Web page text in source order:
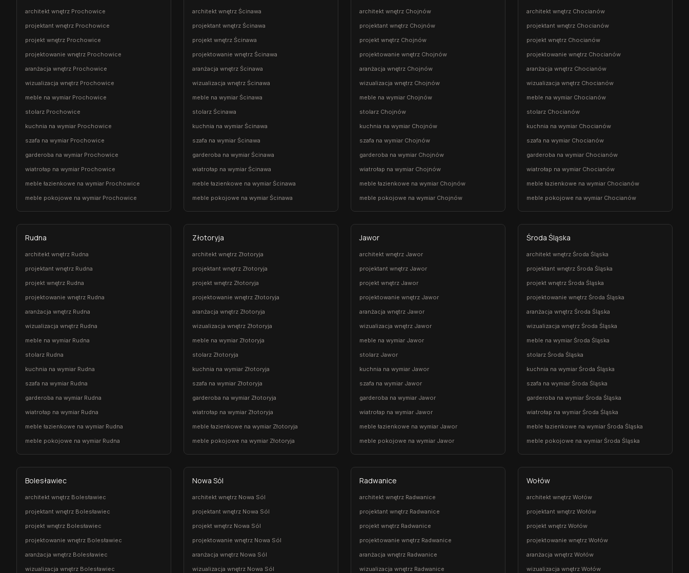
architekt wnętrz Prochowice
projektant wnętrz Prochowice
projekt wnętrz Prochowice
projektowanie wnętrz Prochowice
aranżacja wnętrz Prochowice
wizualizacja wnętrz Prochowice
meble na wymiar Prochowice
stolarz Prochowice
kuchnia na wymiar Prochowice
szafa na wymiar Prochowice
garderoba na wymiar Prochowice
wiatrołap na wymiar Prochowice
meble łazienkowe na wymiar Prochowice
meble pokojowe na wymiar Prochowice
architekt wnętrz Ścinawa
projektant wnętrz Ścinawa
projekt wnętrz Ścinawa
projektowanie wnętrz Ścinawa
aranżacja wnętrz Ścinawa
wizualizacja wnętrz Ścinawa
meble na wymiar Ścinawa
stolarz Ścinawa
kuchnia na wymiar Ścinawa
szafa na wymiar Ścinawa
garderoba na wymiar Ścinawa
wiatrołap na wymiar Ścinawa
meble łazienkowe na wymiar Ścinawa
meble pokojowe na wymiar Ścinawa
architekt wnętrz Chojnów
projektant wnętrz Chojnów
projekt wnętrz Chojnów
projektowanie wnętrz Chojnów
aranżacja wnętrz Chojnów
wizualizacja wnętrz Chojnów
meble na wymiar Chojnów
stolarz Chojnów
kuchnia na wymiar Chojnów
szafa na wymiar Chojnów
garderoba na wymiar Chojnów
wiatrołap na wymiar Chojnów
meble łazienkowe na wymiar Chojnów
meble pokojowe na wymiar Chojnów
architekt wnętrz Chocianów
projektant wnętrz Chocianów
projekt wnętrz Chocianów
projektowanie wnętrz Chocianów
aranżacja wnętrz Chocianów
wizualizacja wnętrz Chocianów
meble na wymiar Chocianów
stolarz Chocianów
kuchnia na wymiar Chocianów
szafa na wymiar Chocianów
garderoba na wymiar Chocianów
wiatrołap na wymiar Chocianów
meble łazienkowe na wymiar Chocianów
meble pokojowe na wymiar Chocianów
Rudna
architekt wnętrz Rudna
projektant wnętrz Rudna
projekt wnętrz Rudna
projektowanie wnętrz Rudna
aranżacja wnętrz Rudna
wizualizacja wnętrz Rudna
meble na wymiar Rudna
stolarz Rudna
kuchnia na wymiar Rudna
szafa na wymiar Rudna
garderoba na wymiar Rudna
wiatrołap na wymiar Rudna
meble łazienkowe na wymiar Rudna
meble pokojowe na wymiar Rudna
Złotoryja
architekt wnętrz Złotoryja
projektant wnętrz Złotoryja
projekt wnętrz Złotoryja
projektowanie wnętrz Złotoryja
aranżacja wnętrz Złotoryja
wizualizacja wnętrz Złotoryja
meble na wymiar Złotoryja
stolarz Złotoryja
kuchnia na wymiar Złotoryja
szafa na wymiar Złotoryja
garderoba na wymiar Złotoryja
wiatrołap na wymiar Złotoryja
meble łazienkowe na wymiar Złotoryja
meble pokojowe na wymiar Złotoryja
Jawor
architekt wnętrz Jawor
projektant wnętrz Jawor
projekt wnętrz Jawor
projektowanie wnętrz Jawor
aranżacja wnętrz Jawor
wizualizacja wnętrz Jawor
meble na wymiar Jawor
stolarz Jawor
kuchnia na wymiar Jawor
szafa na wymiar Jawor
garderoba na wymiar Jawor
wiatrołap na wymiar Jawor
meble łazienkowe na wymiar Jawor
meble pokojowe na wymiar Jawor
Środa Śląska
architekt wnętrz Środa Śląska
projektant wnętrz Środa Śląska
projekt wnętrz Środa Śląska
projektowanie wnętrz Środa Śląska
aranżacja wnętrz Środa Śląska
wizualizacja wnętrz Środa Śląska
meble na wymiar Środa Śląska
stolarz Środa Śląska
kuchnia na wymiar Środa Śląska
szafa na wymiar Środa Śląska
garderoba na wymiar Środa Śląska
wiatrołap na wymiar Środa Śląska
meble łazienkowe na wymiar Środa Śląska
meble pokojowe na wymiar Środa Śląska
Bolesławiec
architekt wnętrz Bolesławiec
projektant wnętrz Bolesławiec
projekt wnętrz Bolesławiec
projektowanie wnętrz Bolesławiec
aranżacja wnętrz Bolesławiec
wizualizacja wnętrz Bolesławiec
Nowa Sól
architekt wnętrz Nowa Sól
projektant wnętrz Nowa Sól
projekt wnętrz Nowa Sól
projektowanie wnętrz Nowa Sól
aranżacja wnętrz Nowa Sól
wizualizacja wnętrz Nowa Sól
Radwanice
architekt wnętrz Radwanice
projektant wnętrz Radwanice
projekt wnętrz Radwanice
projektowanie wnętrz Radwanice
aranżacja wnętrz Radwanice
wizualizacja wnętrz Radwanice
Wołów
architekt wnętrz Wołów
projektant wnętrz Wołów
projekt wnętrz Wołów
projektowanie wnętrz Wołów
aranżacja wnętrz Wołów
wizualizacja wnętrz Wołów